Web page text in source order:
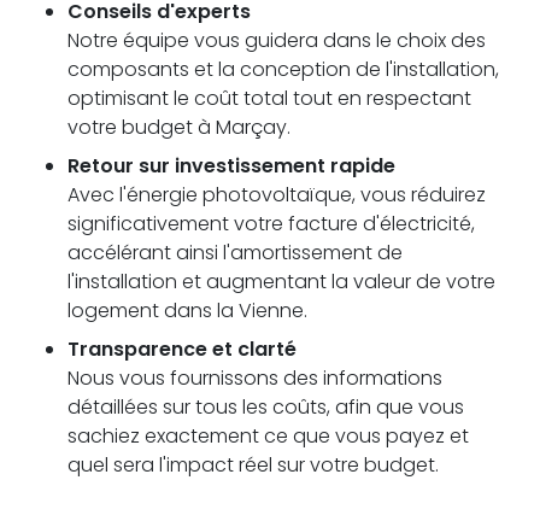
Conseils d'experts
Notre équipe vous guidera dans le choix des
composants et la conception de l'installation,
optimisant le coût total tout en respectant
votre budget à Marçay.
Retour sur investissement rapide
Avec l'énergie photovoltaïque, vous réduirez
significativement votre facture d'électricité,
accélérant ainsi l'amortissement de
l'installation et augmentant la valeur de votre
logement dans la Vienne.
Transparence et clarté
Nous vous fournissons des informations
détaillées sur tous les coûts, afin que vous
sachiez exactement ce que vous payez et
quel sera l'impact réel sur votre budget.